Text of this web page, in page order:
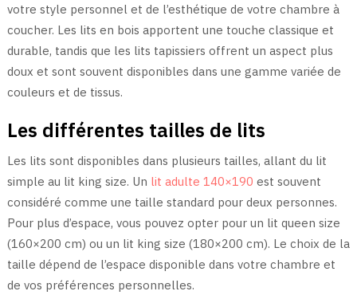
votre style personnel et de l’esthétique de votre chambre à
coucher. Les lits en bois apportent une touche classique et
durable, tandis que les lits tapissiers offrent un aspect plus
doux et sont souvent disponibles dans une gamme variée de
couleurs et de tissus.
Les différentes tailles de lits
Les lits sont disponibles dans plusieurs tailles, allant du lit
simple au lit king size. Un lit adulte 140×190 est souvent
considéré comme une taille standard pour deux personnes.
Pour plus d’espace, vous pouvez opter pour un lit queen size
(160×200 cm) ou un lit king size (180×200 cm). Le choix de la
taille dépend de l’espace disponible dans votre chambre et
de vos préférences personnelles.